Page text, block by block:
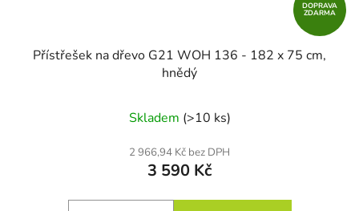
DOPRAVA
ZDARMA
Přístřešek na dřevo G21 WOH 136 - 182 x 75 cm,
hnědý
Skladem (>10 ks)
2 966,94 Kč bez DPH
3 590 Kč